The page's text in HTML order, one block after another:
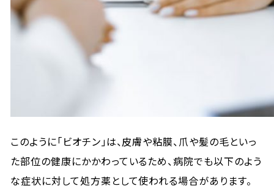
このように「ビオチン」は、皮膚や粘膜、爪や髪の毛といっ
た部位の健康にかかわっているため、病院でも以下のよう
な症状に対して処方薬として使われる場合があります。